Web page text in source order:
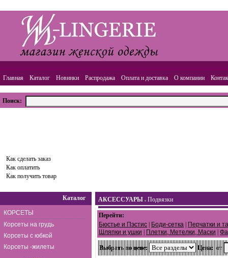
Главная Каталог Новинки Распродажа Оплата и доставка О компании
Поиск:
Как сделать заказ
Как оплатить
Как получить товар
Каталог
КОРСЕТЫ
Корсеты на грудь
Корсеты с юбкой
Корсеты -жилеты
АКСЕССУАРЫ Подвязки
Перейти:
Бюстье и Пэстис
Боди-сетка
Перчатки и
Шляпки и ушки
Плетки, Метелки, Маски
Выбрать по цене: Цена: от